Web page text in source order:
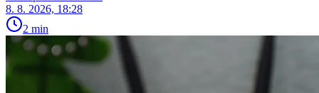
8. 8. 2026, 18:28
2 min